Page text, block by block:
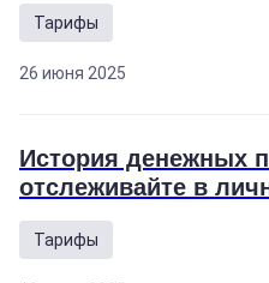
Тарифы
26 июня 2025
История денежных
отслеживайте в
Тарифы